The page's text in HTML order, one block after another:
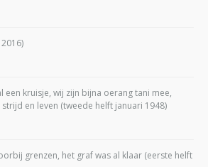
een kruisje, wij zijn bijna oerang tani mee,
en leven (tweede helft januari 1948)
grenzen, het graf was al klaar (eerste helft